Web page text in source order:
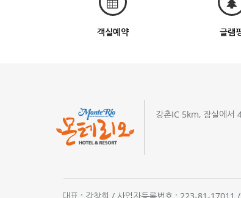
객실예약 글램
강촌IC 5km, 잠실에서